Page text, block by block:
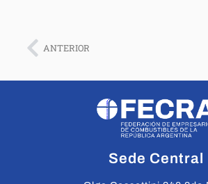
ANTERIOR
Sede Central